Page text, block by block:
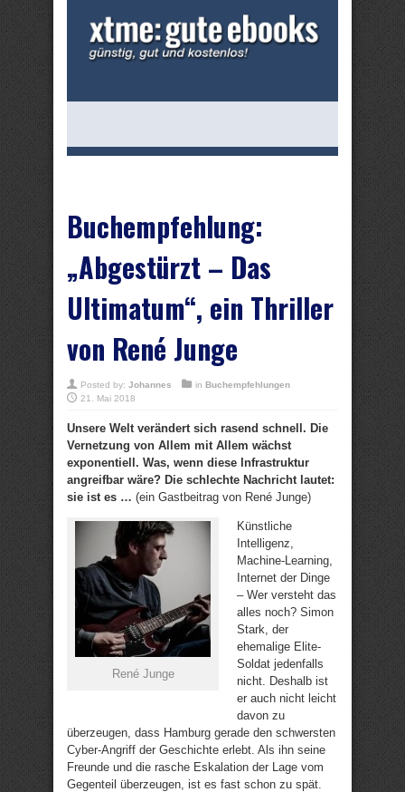
Buchempfehlung:
„Abgestürzt – Das
Ultimatum“, ein Thriller
von René Junge
Posted by: Johannes in Buchempfehlungen
21. Mai 2018
Unsere Welt verändert sich rasend schnell. Die
Vernetzung von Allem mit Allem wächst
exponentiell. Was, wenn diese Infrastruktur
angreifbar wäre? Die schlechte Nachricht lautet:
sie ist es … (ein Gastbeitrag von René Junge)
René Junge
Künstliche
Intelligenz,
Machine-Learning,
Internet der Dinge
– Wer versteht das
alles noch? Simon
Stark, der
ehemalige Elite-
Soldat jedenfalls
nicht. Deshalb ist
er auch nicht leicht
davon zu
überzeugen, dass Hamburg gerade den schwersten
Cyber-Angriff der Geschichte erlebt. Als ihn seine
Freunde und die rasche Eskalation der Lage vom
Gegenteil überzeugen, ist es fast schon zu spät.